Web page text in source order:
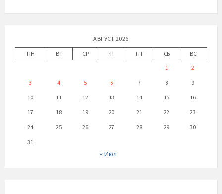
АВГУСТ 2026
ПН
ВТ СР ЧТ ПТ СБ
ВС
1
2
3
4 5 6 7 8
9
10
11 12 13 14 15
16
17
18 19 20 21 22
23
24
25 26 27 28 29
30
31
« Июл